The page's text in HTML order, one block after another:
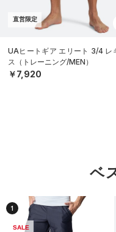
直営限定
UAヒートギア エリート 3/4 レ
ス（トレーニング/MEN）
￥7,920
ベ
1
SALE